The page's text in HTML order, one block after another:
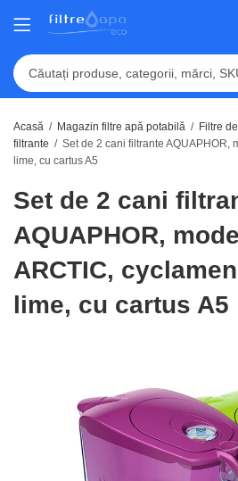
Acasă Magazin filtre apă potabilă Filtre
filtrante
Set de 2 cani filtrante AQUAPHOR,
lime, cu cartus A5
Set de 2 cani
AQUAPHOR,
ARCTIC,
lime, cu cartus A5